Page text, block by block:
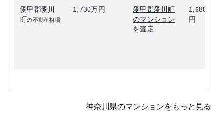
愛甲郡愛川
町の不動産相場
1,730万円
愛甲郡愛川町
のマンション
を査定
1,680万
円
神奈川県のマンションをもっと見る